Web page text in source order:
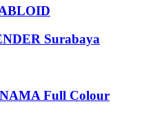
Surabaya
Full Colour